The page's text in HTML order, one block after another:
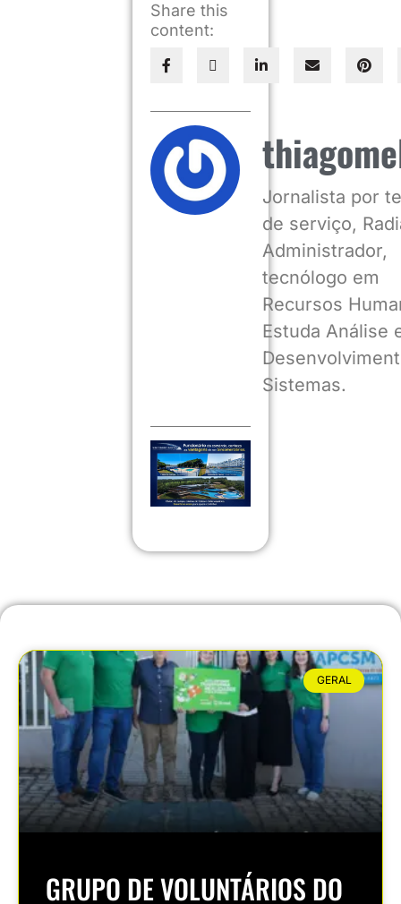
Share this
content:
Jornalista por
de serviço,
Administrador,
tecnólogo em
Recursos
Estuda Análise
Sistemas.
GERAL
GRUPO DE VOLUNTÁRIOS DO